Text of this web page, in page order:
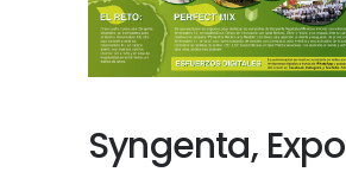
Syngenta, Expo